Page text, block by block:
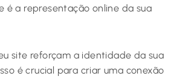
é a representação online da sua
site reforçam a identidade da sua
é crucial para criar uma conexão